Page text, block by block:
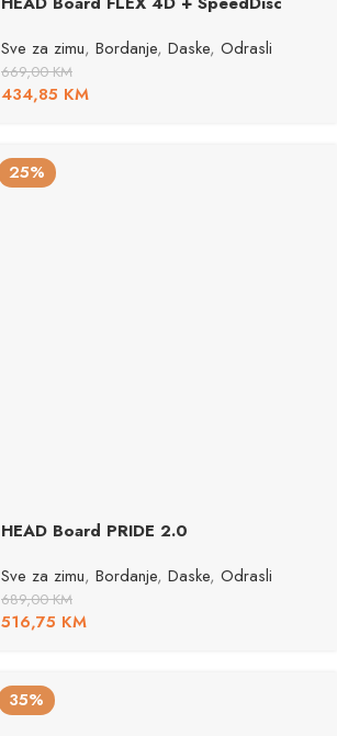
Sve za zimu, Bordanje, Daske, Odrasli
669,00KM
434,85 KM
25%
HEAD Board PRIDE 2.0
Sve za zimu, Bordanje, Daske, Odrasli
689,00KM
516,75 KM
35%